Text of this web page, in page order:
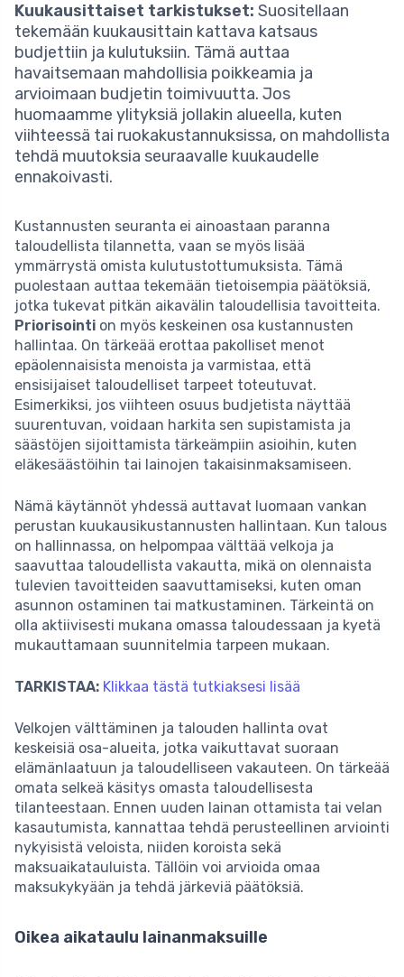
Kuukausittaiset tarkistukset: Suositellaan
tekemään kuukausittain kattava katsaus
budjettiin ja kulutuksiin. Tämä auttaa
havaitsemaan mahdollisia poikkeamia ja
arvioimaan budjetin toimivuutta. Jos
huomaamme ylityksiä jollakin alueella, kuten
viihteessä tai ruokakustannuksissa, on mahdollista
tehdä muutoksia seuraavalle kuukaudelle
ennakoivasti.
Kustannusten seuranta ei ainoastaan paranna
taloudellista tilannetta, vaan se myös lisää
ymmärrystä omista kulutustottumuksista. Tämä
puolestaan auttaa tekemään tietoisempia päätöksiä,
jotka tukevat pitkän aikavälin taloudellisia tavoitteita.
Priorisointi on myös keskeinen osa kustannusten
hallintaa. On tärkeää erottaa pakolliset menot
epäolennaisista menoista ja varmistaa, että
ensisijaiset taloudelliset tarpeet toteutuvat.
Esimerkiksi, jos viihteen osuus budjetista näyttää
suurentuvan, voidaan harkita sen supistamista ja
säästöjen sijoittamista tärkeämpiin asioihin, kuten
eläkesäästöihin tai lainojen takaisinmaksamiseen.
Nämä käytännöt yhdessä auttavat luomaan vankan
perustan kuukausikustannusten hallintaan. Kun talous
on hallinnassa, on helpompaa välttää velkoja ja
saavuttaa taloudellista vakautta, mikä on olennaista
tulevien tavoitteiden saavuttamiseksi, kuten oman
asunnon ostaminen tai matkustaminen. Tärkeintä on
olla aktiivisesti mukana omassa taloudessaan ja kyetä
mukauttamaan suunnitelmia tarpeen mukaan.
TARKISTAA: Klikkaa tästä tutkiaksesi lisää
Velkojen välttäminen ja talouden hallinta ovat
keskeisiä osa-alueita, jotka vaikuttavat suoraan
elämänlaatuun ja taloudelliseen vakauteen. On tärkeää
omata selkeä käsitys omasta taloudellisesta
tilanteestaan. Ennen uuden lainan ottamista tai velan
kasautumista, kannattaa tehdä perusteellinen arviointi
nykyisistä veloista, niiden koroista sekä
maksuaikatauluista. Tällöin voi arvioida omaa
maksukykyään ja tehdä järkeviä päätöksiä.
Oikea aikataulu lainanmaksuille